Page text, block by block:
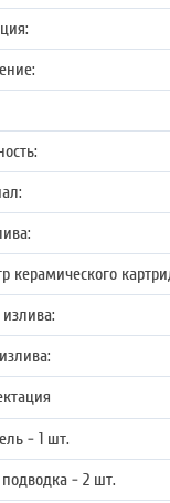
керамического
- 1 шт.
- 2 шт.